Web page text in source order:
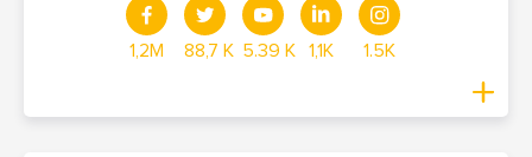
1,2M 88,7 K 5.39 K 1,1K 1.5K